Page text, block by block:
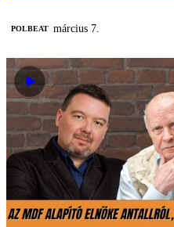
‎POLBEAT március 7.